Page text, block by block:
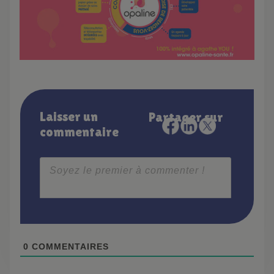
Laisser un
commentaire
Partager sur
0 COMMENTAIRES